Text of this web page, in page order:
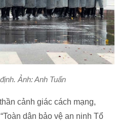
Ảnh: Anh Tuấn
cảnh giác cách mạng,
dân bảo vệ an ninh Tổ